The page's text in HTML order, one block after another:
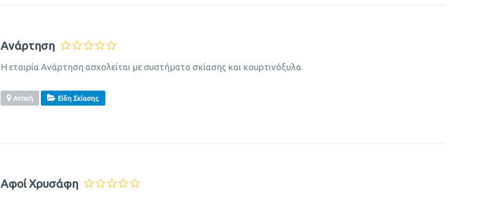
Ανάρτηση
Η εταιρία Ανάρτηση ασχολείται με συστήματα σκίασης και κουρτινόξυλα.
Αττική Είδη Σκίασης
Αφοί Χρυσάφη